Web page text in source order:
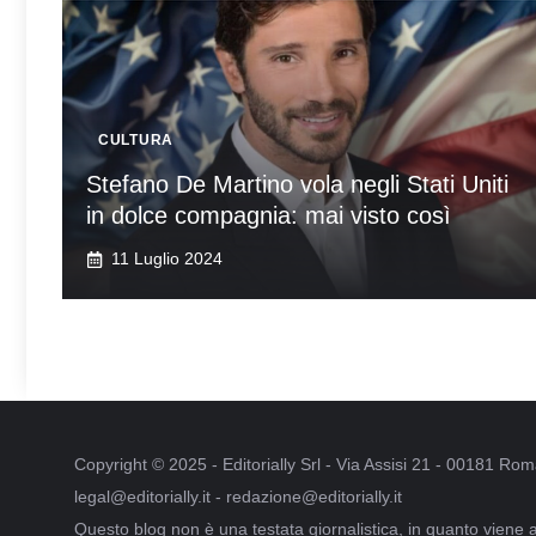
CULTURA
Stefano De Martino vola negli Stati Uniti
in dolce compagnia: mai visto così
11 Luglio 2024
Copyright © 2025 - Editorially Srl - Via Assisi 21 - 00181
legal@editorially.it - redazione@editorially.it
Questo blog non è una testata giornalistica, in quanto viene